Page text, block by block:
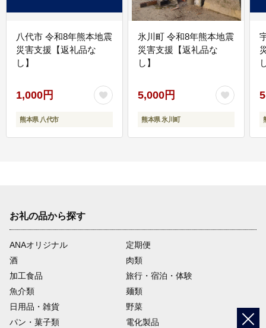
八代市 令和8年熊本地震
災害支援【返礼品な
し】
1,000円
熊本県 八代市
氷川町 令和8年熊本地震
災害支援【返礼品な
し】
5,000円
熊本県 氷川町
お礼の品から探す
ANAオリジナル
定期便
酒
肉類
加工食品
旅行・宿泊・体験
魚介類
麺類
日用品・雑貨
野菜
パン・菓子類
電化製品